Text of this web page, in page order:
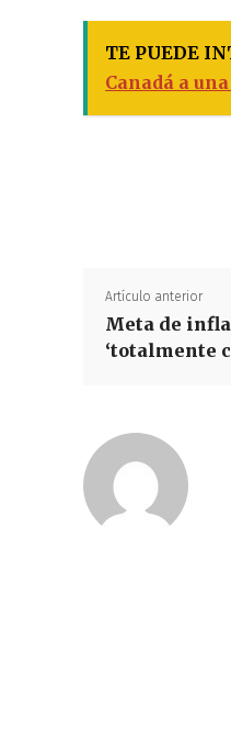
TE PUEDE
Canadá a
Artículo anterior
Meta de
‘totalmente